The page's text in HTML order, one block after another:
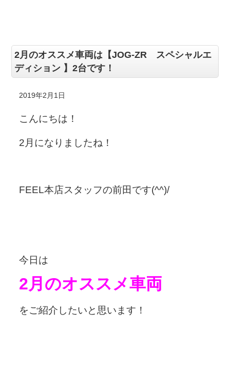
2月のオススメ車両は【JOG-ZR スペシャルエ
ディション 】2台です！
2019年2月1日
こんにちは！
2月になりましたね！
FEEL本店スタッフの前田です(^^)/
今日は
2月のオススメ車両
をご紹介したいと思います！